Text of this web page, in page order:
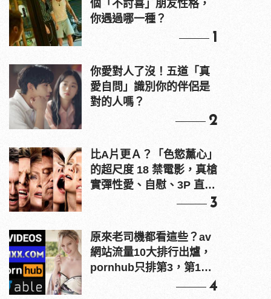
個「不討喜」朋友性格，
你遇過哪一種？
1
你愛對人了沒！五道「真
愛自問」識別你的伴侶是
對的人嗎？
2
比A片更Ａ？「色慾薰心」
的超尺度 18 禁電影，真槍
實彈性愛、自慰、3P 直接
3
原來老司機都看這些？av
網站流量10大排行出爐，
pornhub只排第3，第1名
4